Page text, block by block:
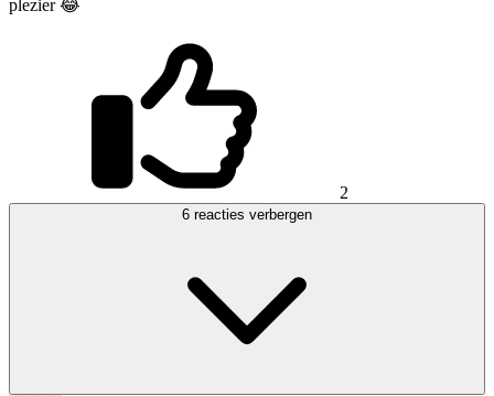
plezier 😂
2
6 reacties verbergen